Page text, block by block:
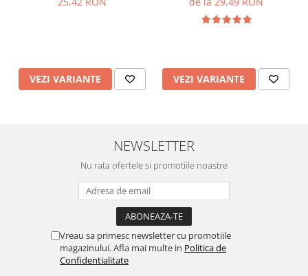
VEZI VARIANTE VEZI VARIANTE
NEWSLETTER
Nu rata ofertele si promotiile noastre
Vreau sa primesc newsletter cu promotiile
magazinului. Afla mai multe in Politica de
Confidentialitate